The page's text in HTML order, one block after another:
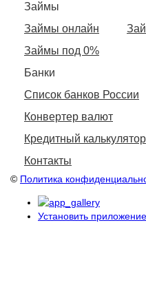
Займы
Займы онлайн
Займы под 0%
Банки
Список банков России
Конвертер валют
Кредитный калькулятор
Контакты
© Политика
Установить приложение